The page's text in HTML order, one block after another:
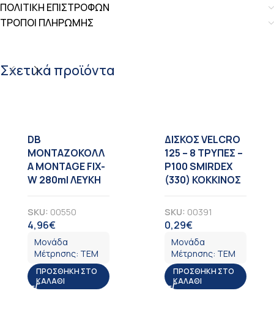
ΠΟΛΙΤΙΚΗ ΕΠΙΣΤΡΟΦΩΝ
ΤΡΟΠΟΙ ΠΛΗΡΩΜΗΣ
Σχετικά προϊόντα
DB
ΜΟΝΤΑΖΟΚΟΛΛ
Α MONTAGE FIX-
W 280ml ΛΕΥΚΗ
SKU: 00550
4,96€
Μονάδα
Μέτρησης: ΤΕΜ
ΠΡΟΣΘΉΚΗ ΣΤΟ
ΚΑΛΆΘΙ
ΔΙΣΚΟΣ VELCRO
125 – 8 TΡΥΠΕΣ –
Ρ100 SMIRDEX
(330) ΚΟΚΚΙΝΟΣ
SKU: 00391
0,29€
Μονάδα
Μέτρησης: ΤΕΜ
ΠΡΟΣΘΉΚΗ ΣΤΟ
ΚΑΛΆΘΙ